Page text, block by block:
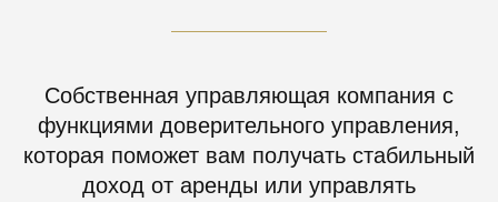
Собственная управляющая компания с
функциями доверительного управления,
которая поможет вам получать стабильный
доход от аренды или управлять